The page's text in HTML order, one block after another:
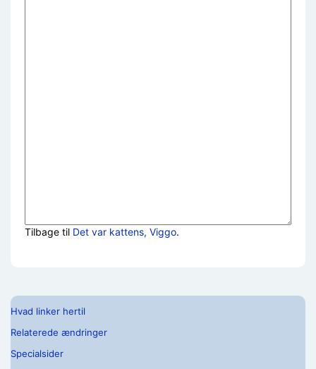
Tilbage til Det var kattens, Viggo.
Hvad linker hertil
Relaterede ændringer
Specialsider